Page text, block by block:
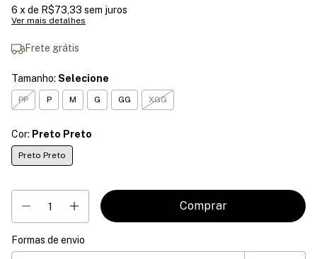
6 x de R$73,33 sem juros
Ver mais detalhes
Frete grátis
Tamanho: Selecione
PP P M G GG XGG
Cor: Preto Preto
Preto Preto
Entregas para o CEP:
Formas de envio